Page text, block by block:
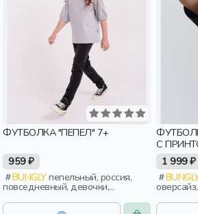
ФУТБОЛКА "ПЕПЕЛ" 7+
959 ₽
BUNGLYпепельный, россия,
повседневный, девочки,
С
1 999 ₽
дети